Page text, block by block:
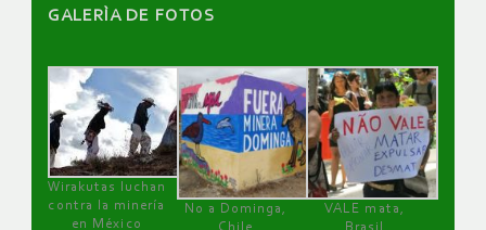
GALERÌA DE FOTOS
Wirakutas luchan
contra la minería
en México
No a Dominga,
Chile
VALE mata,
Brasil